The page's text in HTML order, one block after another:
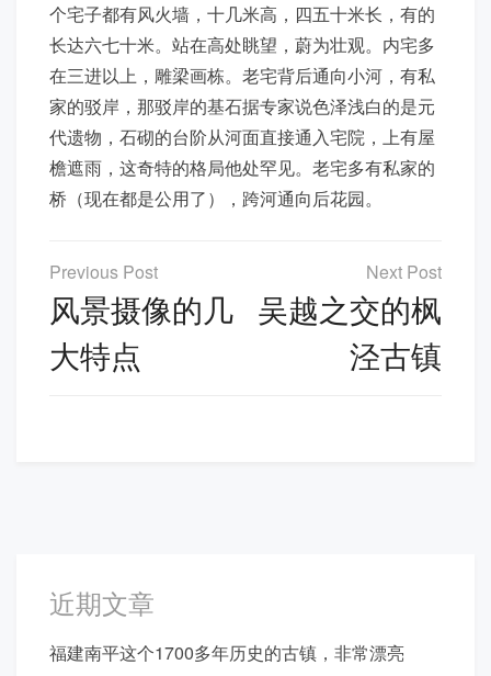
个宅子都有风火墙，十几米高，四五十米长，有的
长达六七十米。站在高处眺望，蔚为壮观。内宅多
在三进以上，雕梁画栋。老宅背后通向小河，有私
家的驳岸，那驳岸的基石据专家说色泽浅白的是元
代遗物，石砌的台阶从河面直接通入宅院，上有屋
檐遮雨，这奇特的格局他处罕见。老宅多有私家的
桥（现在都是公用了），跨河通向后花园。
文
章
导
航
风景摄像的几
大特点
吴越之交的枫
泾古镇
近期文章
福建南平这个1700多年历史的古镇，非常漂亮